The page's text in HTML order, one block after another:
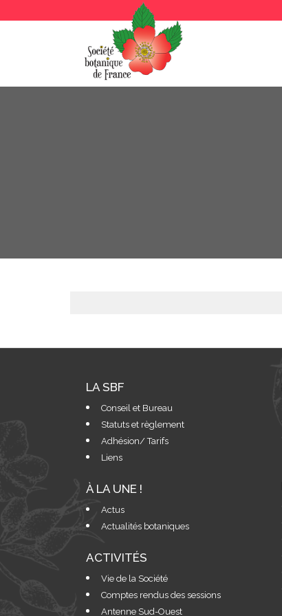
LA SBF
Conseil et Bureau
Statuts et règlement
Adhésion/ Tarifs
Liens
À LA UNE !
Actus
Actualités botaniques
ACTIVITÉS
Vie de la Société
Comptes rendus des sessions
Antenne Sud-Ouest